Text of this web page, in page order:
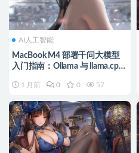
AI人工智能
MacBook M4 部署千问大模型
入门指南：Ollama 与 llama.cpp
1 月前 0 0 57